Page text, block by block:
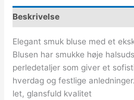
Beskrivelse
Elegant smuk bluse med et
Blusen har smukke høje
perledetaljer som giver et
hverdag og festlige
let, glansfuld kvalitet